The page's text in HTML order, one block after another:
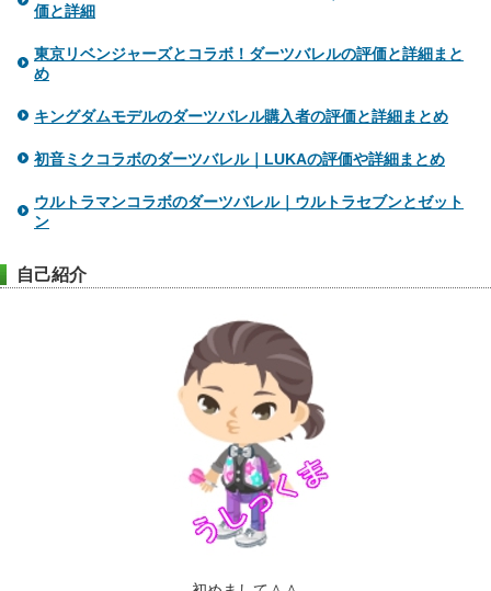
価と詳細
東京リベンジャーズとコラボ！ダーツバレルの評価と詳細まと
め
キングダムモデルのダーツバレル購入者の評価と詳細まとめ
初音ミクコラボのダーツバレル｜LUKAの評価や詳細まとめ
ウルトラマンコラボのダーツバレル｜ウルトラセブンとゼット
ン
自己紹介